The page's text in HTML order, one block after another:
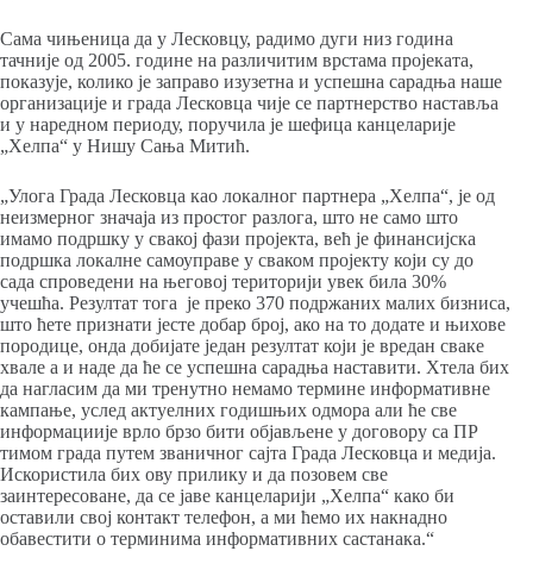
Сама чињеница да у Лесковцу, радимо дуги низ година
тачније од 2005. године на различитим врстама пројеката,
показује, колико је заправо изузетна и успешна сарадња наше
организације и града Лесковца чије се партнерство наставља
и у наредном периоду, поручила је шефица канцеларије
„Хелпа“ у Нишу Сања Митић.
„Улога Града Лесковца као локалног партнера „Хелпа“, је од
неизмерног значаја из простог разлога, што не само што
имамо подршку у свакој фази пројекта, већ је финансијска
подршка локалне самоуправе у сваком пројекту који су до
сада спроведени на његовој територији увек била 30%
учешћа. Резултат тога је преко 370 подржаних малих бизниса,
што ћете признати јесте добар број, ако на то додате и њихове
породице, онда добијате један резултат који је вредан сваке
хвале а и наде да ће се успешна сарадња наставити. Хтела бих
да нагласим да ми тренутно немамо термине информативне
кампање, услед актуелних годишњих одмора али ће све
информациије врло брзо бити објављене у договору са ПР
тимом града путем званичног сајта Града Лесковца и медија.
Искористила бих ову прилику и да позовем све
заинтересоване, да се јаве канцеларији „Хелпа“ како би
оставили свој контакт телефон, а ми ћемо их накнадно
обавестити о терминима информативних састанака.“